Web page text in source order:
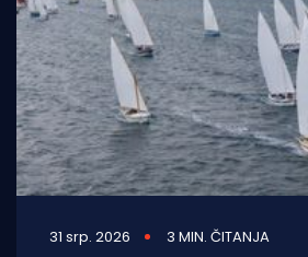
31 srp. 2026 3 MIN. ČITANJA